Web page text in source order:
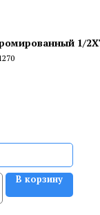
1/
В корзину